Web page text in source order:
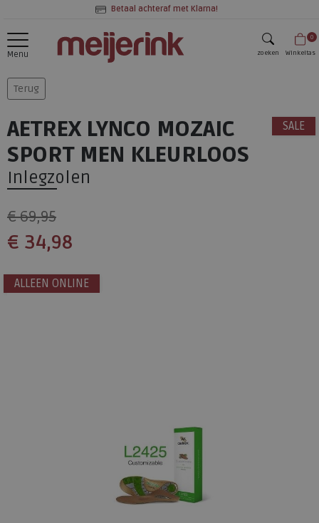
Betaal achteraf met Klarna!
Menu zoeken
0
Winkeltas
Terug
SALE
AETREX LYNCO MOZAIC
SPORT MEN KLEURLOOS
Inlegzolen
€ 69,95
€ 34,98
ALLEEN ONLINE